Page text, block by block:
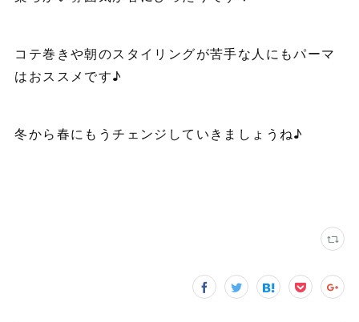
コテ巻きや朝のスタイリングが苦手な人にもパーマ
はおススメです♪
冬から春にもうチェンジしていきましょうね♪